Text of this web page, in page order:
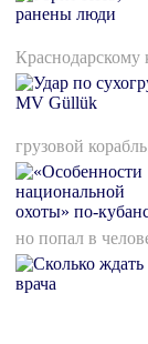
Краснодарскому
грузовой
но попал в